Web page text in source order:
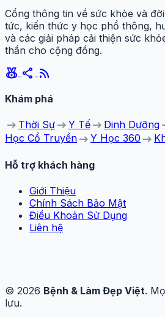
Cổng thông tin về sức khỏe và
tức, kiến thức y học phổ thông,
và các giải pháp cải thiện sức
thần cho cộng đồng.
social_leaderboard share rss_feed
Khám phá
arrow_right_alt Thời Sự arrow_right_alt Y Tế arrow_right_alt Dinh Dưỡng
Học Cổ Truyền arrow_right_alt Y Học 360 arrow_right_alt
Hỗ trợ khách hàng
Giới Thiệu
Chính Sách Bảo Mật
Điều Khoản Sử Dụng
Liên hệ
© 2026 Bệnh & Làm Đẹp Việt.
lưu.